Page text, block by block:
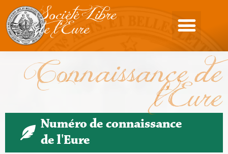
Société Libre
de l'Eure
Connaissance de
l'Eure
Numéro de connaissance
de l'Eure